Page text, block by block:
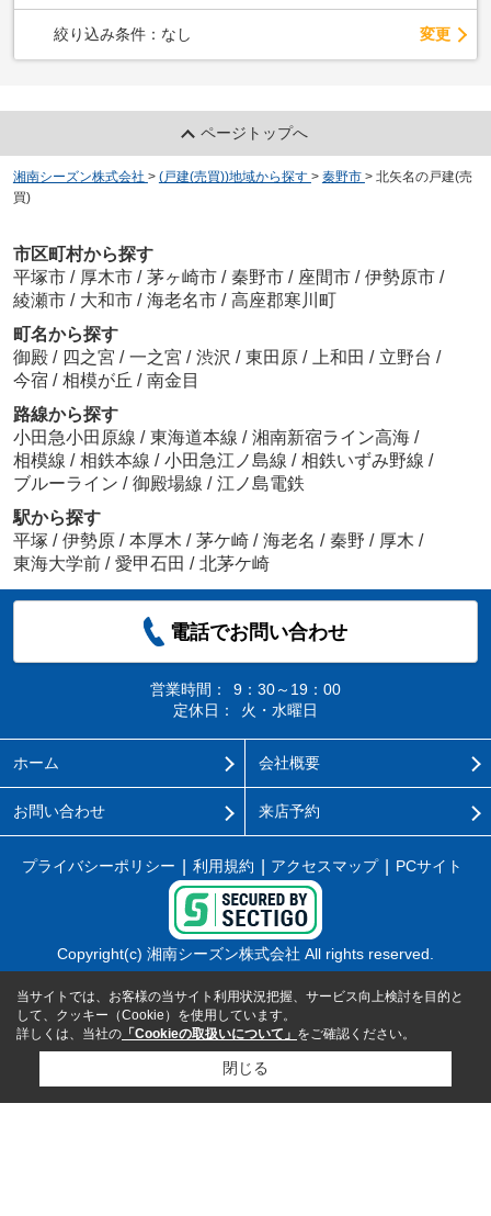
絞り込み条件： なし 変更
ページトップへ
湘南シーズン株式会社 > (戸建(売買))地域から探す > 秦野市 > 北矢名の戸建(売
買)
市区町村から探す
平塚市 / 厚木市 / 茅ヶ崎市 / 秦野市 / 座間市 / 伊勢原市 /
綾瀬市 / 大和市 / 海老名市 / 高座郡寒川町
町名から探す
御殿 / 四之宮 / 一之宮 / 渋沢 / 東田原 / 上和田 / 立野台 /
今宿 / 相模が丘 / 南金目
路線から探す
小田急小田原線 / 東海道本線 / 湘南新宿ライン高海 /
相模線 / 相鉄本線 / 小田急江ノ島線 / 相鉄いずみ野線 /
ブルーライン / 御殿場線 / 江ノ島電鉄
駅から探す
平塚 / 伊勢原 / 本厚木 / 茅ケ崎 / 海老名 / 秦野 / 厚木 /
東海大学前 / 愛甲石田 / 北茅ケ崎
電話でお問い合わせ
営業時間：
9：30～19：00
定休日：
火・水曜日
ホーム 会社概要
お問い合わせ 来店予約
プライバシーポリシー 利用規約 アクセスマップ PCサイト
Copyright(c) 湘南シーズン株式会社 All rights reserved.
当サイトでは、お客様の当サイト利用状況把握、サービス向上検討を目的と
して、クッキー（Cookie）を使用しています。
詳しくは、当社の 「Cookieの取扱いについて」 をご確認ください。
閉じる